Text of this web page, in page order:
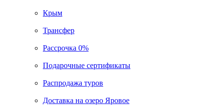
Крым
Трансфер
Рассрочка 0%
Подарочные сертификаты
Распродажа туров
Доставка на озеро Яровое